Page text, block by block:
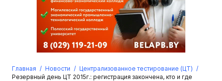
Пароль
Войти
Ваш email
Главная / Новости / Централизованное тестирование (ЦТ) /
Резервный день ЦТ 2015г.: регистрация закончена, кто и где